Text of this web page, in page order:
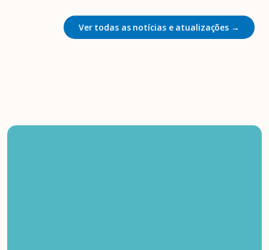
Ver todas as notícias e atualizações →